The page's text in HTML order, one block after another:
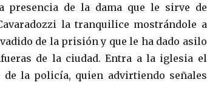
presencia de la dama que le sirve de
la tranquilice mostrándole a
de la prisión y que le ha dado asilo
de la ciudad. Entra a la iglesia el
de la policía, quien advirtiendo señales